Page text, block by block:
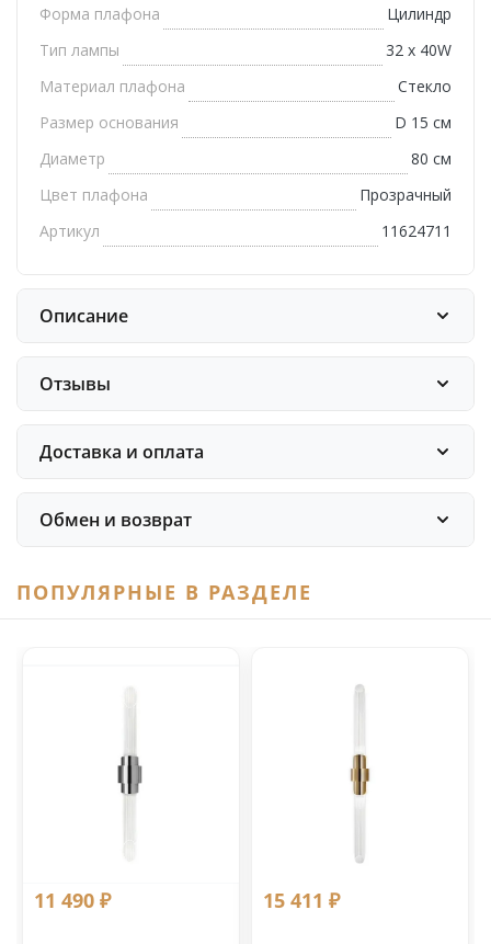
Форма плафона
Цилиндр
Тип лампы
32 х 40W
Материал плафона
Стекло
Размер основания
D 15 см
Диаметр
80 см
Цвет плафона
Прозрачный
Артикул
11624711
Описание
Отзывы
Доставка и оплата
Обмен и возврат
ПОПУЛЯРНЫЕ В РАЗДЕЛЕ
11 490 ₽ 15 411 ₽